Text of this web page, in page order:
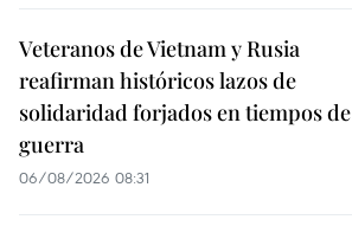
Veteranos de Vietnam y Rusia
reafirman históricos lazos de
solidaridad forjados en tiempos de
guerra
06/08/2026 08:31